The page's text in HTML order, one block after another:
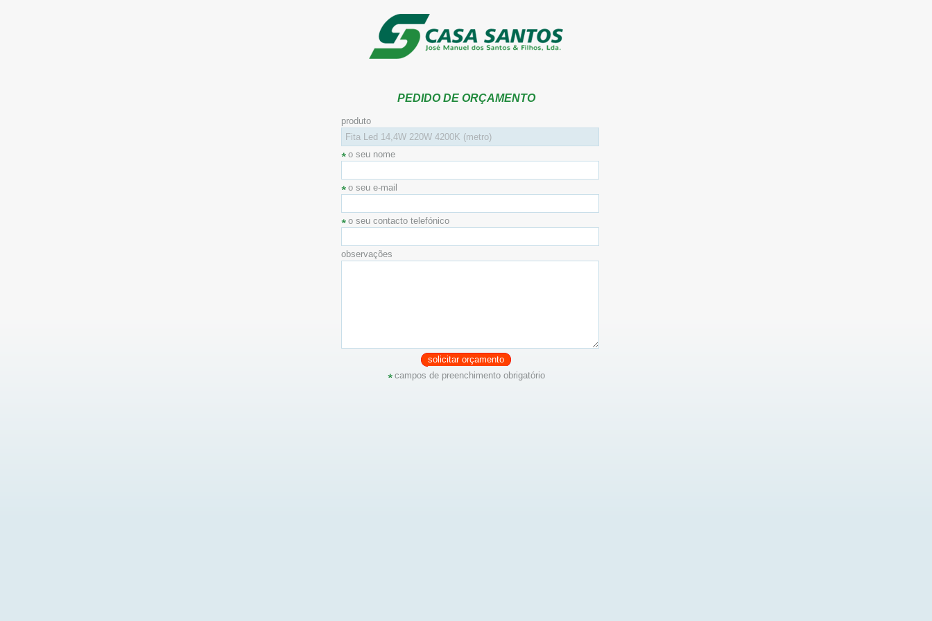
PEDIDO DE ORÇAMENTO
produto
o seu nome
o seu e-mail
o seu contacto telefónico
observações
solicitar orçamento
campos de preenchimento obrigatório